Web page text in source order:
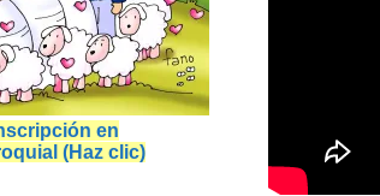
en
(Haz clic)